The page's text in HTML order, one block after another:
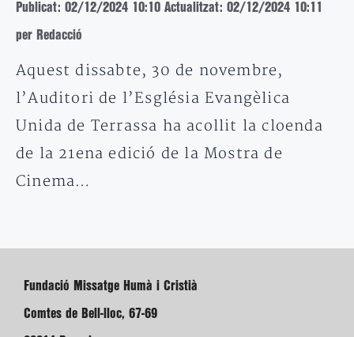
Publicat: 02/12/2024 10:10 Actualitzat: 02/12/2024 10:11
per Redacció
Aquest dissabte, 30 de novembre,
l’Auditori de l’Església Evangèlica
Unida de Terrassa ha acollit la cloenda
de la 21ena edició de la Mostra de
Cinema…
Fundació Missatge Humà i Cristià
Comtes de Bell-lloc, 67-69